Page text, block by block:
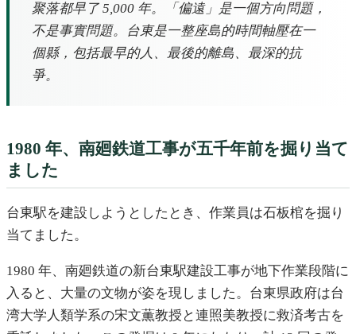
聚落都早了 5,000 年。「偏遠」是一個方向問題，
不是事實問題。台東是一整座島的時間軸壓在一
個縣，包括最早的人、最後的離島、最深的抗
爭。
1980 年、南廻鉄道工事が五千年前を掘り当て
ました
台東駅を建設しようとしたとき、作業員は石板棺を掘り
当てました。
1980 年、南廻鉄道の新台東駅建設工事が地下作業段階に
入ると、大量の文物が姿を現しました。台東県政府は台
湾大学人類学系の宋文薫教授と連照美教授に救済考古を